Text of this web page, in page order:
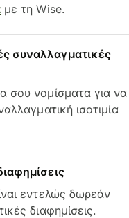
με τη Wise.
συναλλαγματικές
σου νομίσματα για να
ισοτιμία
εντελώς δωρεάν
διαφημίσεις.